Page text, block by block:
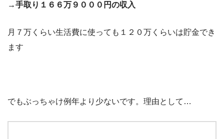
→手取り１６６万９０００円の収入
月７万くらい生活費に使っても１２０万くらいは貯金でき
ます
でもぶっちゃけ例年より少ないです。理由として…